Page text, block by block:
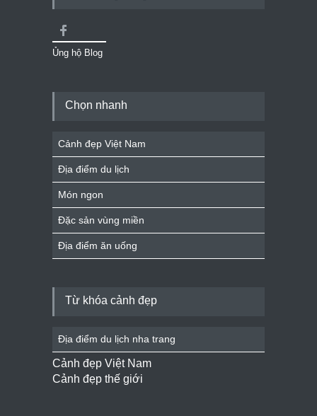
Ủng hộ Blog
Chọn nhanh
Cảnh đẹp Việt Nam
Địa điểm du lịch
Món ngon
Đặc sản vùng miền
Địa điểm ăn uống
Từ khóa cảnh đẹp
Địa điểm du lịch nha trang
Cảnh đẹp Việt Nam
Cảnh đẹp thế giới